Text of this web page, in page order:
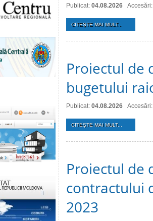
Publicat: 04.08.2026
CITEŞTE MAI MULT...
Proiectul de
bugetului
Publicat: 04.08.2026
CITEŞTE MAI MULT...
Proiectul de
contractului
2023